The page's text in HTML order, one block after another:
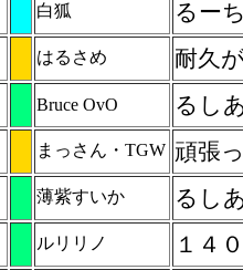
白狐 るー
はるさめ 耐久
Bruce OvO るし
まっさん・TGW 頑張
薄紫すいか るし
ルリリノ １４